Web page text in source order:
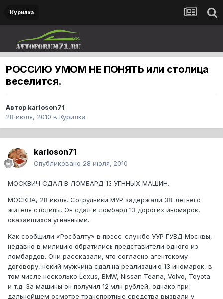
Курилка
РОССИЮ УМОМ НЕ ПОНЯТЬ или столица
веселится.
Автор karloson71
28 июля, 2010 в Курилка
karloson71
Опубликовано 28 июля, 2010
МОСКВИЧ СДАЛ В ЛОМБАРД 13 УГННЫХ МАШИН.
МОСКВА, 28 июля. Сотрудники МУР задержали 38-летнего
жителя столицы. Он сдал в ломбард 13 дорогих иномарок,
оказавшихся угнанными.
Как сообщили «Росбалту» в пресс-службе УУР ГУВД Москвы,
недавно в милицию обратились представители одного из
ломбардов. Они рассказали, что согласно агентскому
договору, некий мужчина сдал на реализацию 13 иномарок, в
том числе несколько Lexus, BMW, Nissan Teana, Volvo, Toyota
и т.д. За машины он получил 12 млн рублей, однако при
дальнейшем осмотре транспортные средства вызвали у